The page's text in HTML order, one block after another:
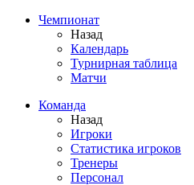
Чемпионат
Назад
Календарь
Турнирная таблица
Матчи
Команда
Назад
Игроки
Статистика игроков
Тренеры
Персонал